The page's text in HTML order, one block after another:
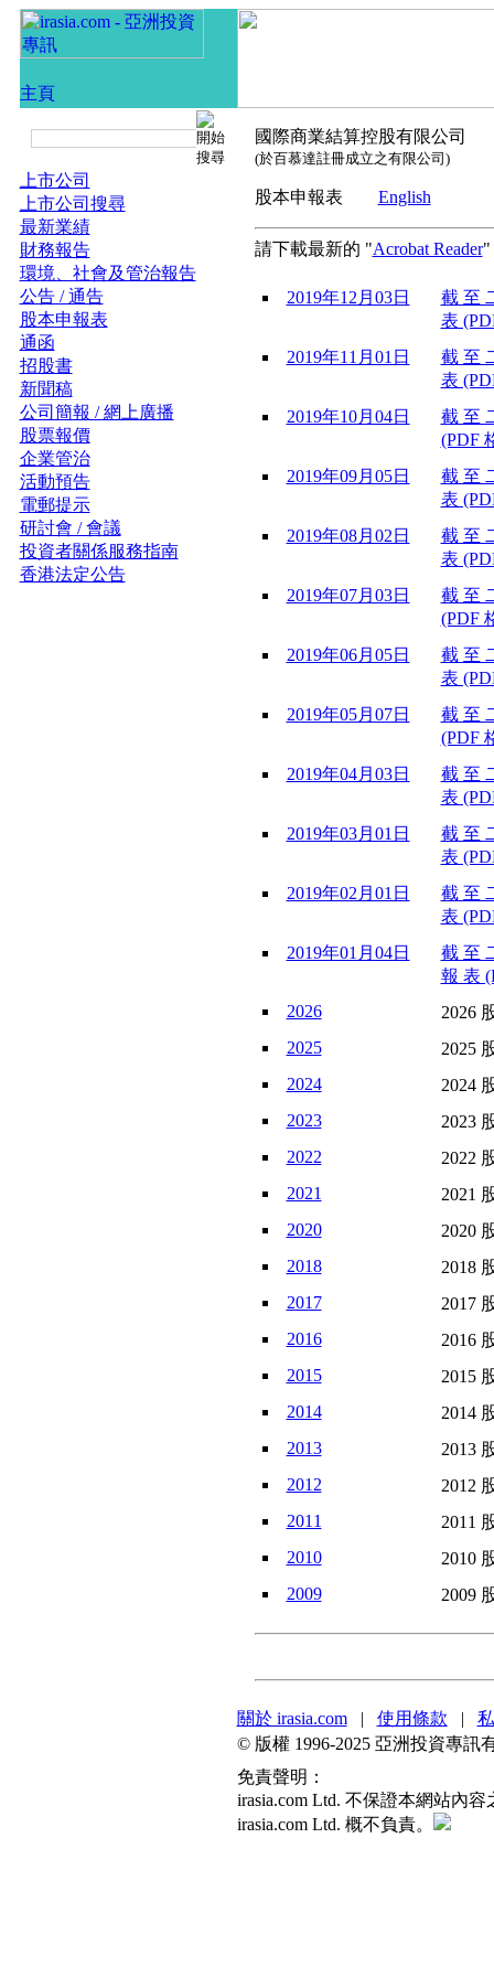
上市公司
上市公司搜尋
最新業績
財務報告
環境、社會及管治報告
公告 / 通告
股本申報表
通函
招股書
新聞稿
公司簡報 / 網上廣播
股票報價
企業管治
活動預告
電郵提示
研討會 / 會議
投資者關係服務指南
香港法定公告
國際商業結算控股有限公司
(於百慕達註冊成立之有限公司)
股本申報表 English
請下載最新的 "Acrobat Reader"
2019年12月03日
截 至
表
2019年11月01日
截 至
表
2019年10月04日
截 至
(PDF
2019年09月05日
截 至
表
2019年08月02日
截 至
表
2019年07月03日
截 至
(PDF
2019年06月05日
截 至
表
2019年05月07日
截 至
(PDF
2019年04月03日
截 至
表
2019年03月01日
截 至
表
2019年02月01日
截 至
表
2019年01月04日
截 至
報 表
2026
2026
2025
2025
2024
2024
2023
2023
2022
2022
2021
2021
2020
2020
2018
2018
2017
2017
2016
2016
2015
2015
2014
2014
2013
2013
2012
2012
2011
2011
2010
2010
2009
2009
關於 irasia.com| 使用條款 |
© 版權 1996-2025 亞洲投資專訊
免責聲明：
irasia.com Ltd. 不保證本網站內
irasia.com Ltd. 概不負責。